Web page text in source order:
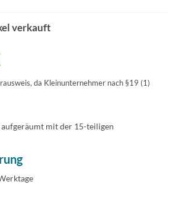
verkauft
da Kleinunternehmer nach §19 (1)
mit der 15-teiligen